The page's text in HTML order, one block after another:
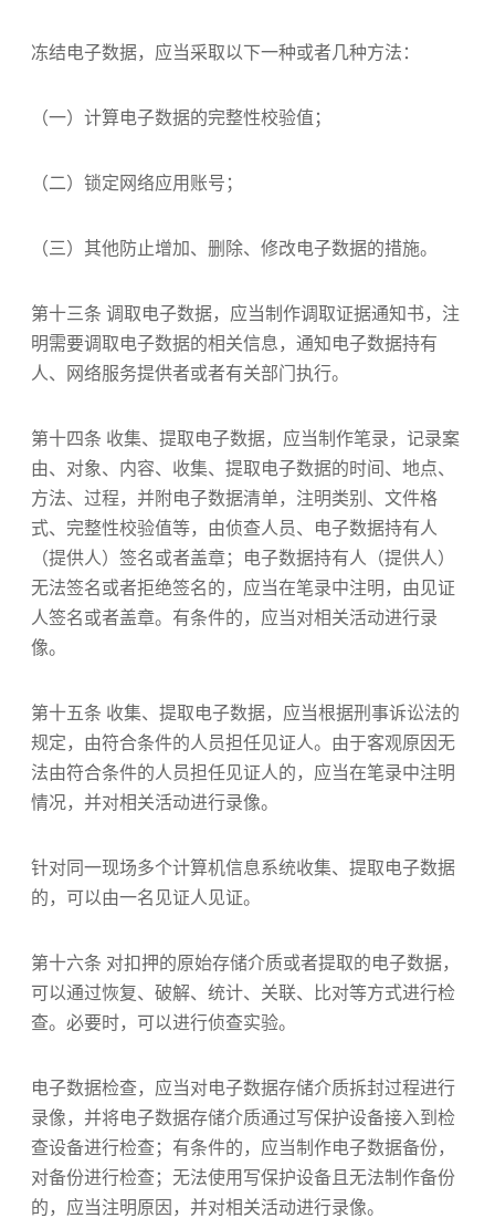
冻结电子数据，应当采取以下一种或者几种方法：
（一）计算电子数据的完整性校验值；
（二）锁定网络应用账号；
（三）其他防止增加、删除、修改电子数据的措施。
第十三条 调取电子数据，应当制作调取证据通知书，注
明需要调取电子数据的相关信息，通知电子数据持有
人、网络服务提供者或者有关部门执行。
第十四条 收集、提取电子数据，应当制作笔录，记录案
由、对象、内容、收集、提取电子数据的时间、地点、
方法、过程，并附电子数据清单，注明类别、文件格
式、完整性校验值等，由侦查人员、电子数据持有人
（提供人）签名或者盖章；电子数据持有人（提供人）
无法签名或者拒绝签名的，应当在笔录中注明，由见证
人签名或者盖章。有条件的，应当对相关活动进行录
像。
第十五条 收集、提取电子数据，应当根据刑事诉讼法的
规定，由符合条件的人员担任见证人。由于客观原因无
法由符合条件的人员担任见证人的，应当在笔录中注明
情况，并对相关活动进行录像。
针对同一现场多个计算机信息系统收集、提取电子数据
的，可以由一名见证人见证。
第十六条 对扣押的原始存储介质或者提取的电子数据，
可以通过恢复、破解、统计、关联、比对等方式进行检
查。必要时，可以进行侦查实验。
电子数据检查，应当对电子数据存储介质拆封过程进行
录像，并将电子数据存储介质通过写保护设备接入到检
查设备进行检查；有条件的，应当制作电子数据备份，
对备份进行检查；无法使用写保护设备且无法制作备份
的，应当注明原因，并对相关活动进行录像。